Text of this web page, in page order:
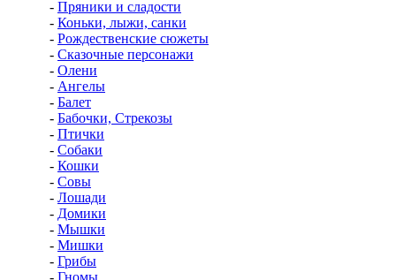
- Пряники и сладости
- Коньки, лыжи, санки
- Рождественские сюжеты
- Сказочные персонажи
- Олени
- Ангелы
- Балет
- Бабочки, Стрекозы
- Птички
- Собаки
- Кошки
- Совы
- Лошади
- Домики
- Мышки
- Мишки
- Грибы
- Гномы